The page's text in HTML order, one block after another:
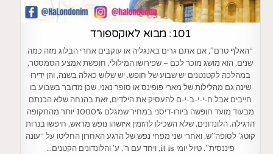
101: מבוא לאוקספורד
“האלף טרם”, אם אתם גרים באנגליה או עוקבים אחרי הבלוג מזה כמה
שנים, הוא מושג מוכר לכם – שפירושו המילולי, חופשת אמצע הסמסטר,
במהלכה לקטנטנים יש שבוע של חופש. יש שלוש כאלה בשנה, והן ידירו
שינה גם מהלילות של מארי פופינס או סופר נאני, שכן מדובר בשבוע בו
חייבים אבל ח-י-י-ב-י-ם להעסיק את הילדים, זאת בהנחה שלא הכנתם
מבעוד מועד חופשה ביורו-דיסני במחיר שמגלם 1000% יותר מהתקופה
הרגילה. הלונדונים, שלא השכילו להזמין איזשהו נופש מראש, חיפשו בנרות
קוטג’ לסופה”ש, ואחרי שני מפחי נפש של הרגע האחרון החליטו על “עונה
פיננסית”. טיול יומי it is, ויחד עם ר’, ע’ והלונדונים הקטנים…